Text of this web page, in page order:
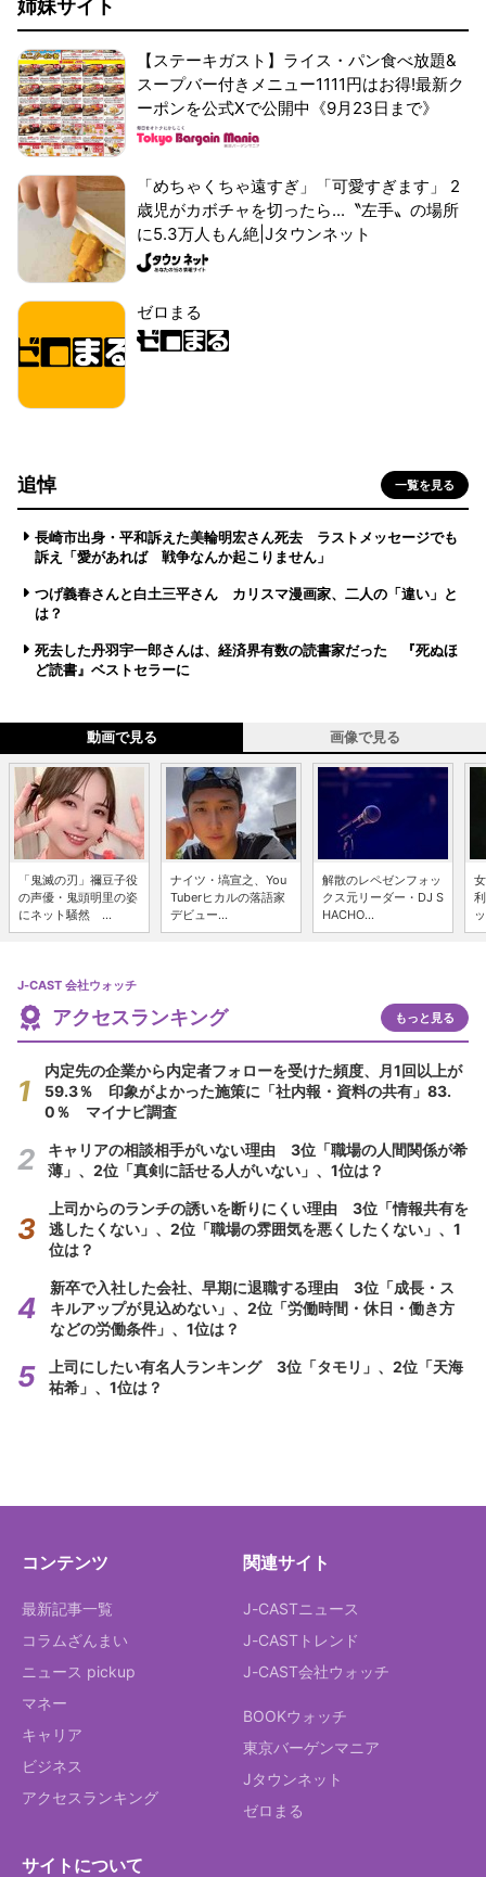
姉妹サイト
【ステーキガスト】ライス・パン食べ放題&
スープバー付きメニュー1111円はお得!最新ク
ーポンを公式Xで公開中《9月23日まで》
「めちゃくちゃ遠すぎ」「可愛すぎます」 2
歳児がカボチャを切ったら...〝左手〟の場所
に5.3万人もん絶|Jタウンネット
ゼロまる
追悼 一覧を見る
長崎市出身・平和訴えた美輪明宏さん死去 ラストメッセージでも
訴え「愛があれば 戦争なんか起こりません」
つげ義春さんと白土三平さん カリスマ漫画家、二人の「違い」と
は？
死去した丹羽宇一郎さんは、経済界有数の読書家だった 『死ぬほ
ど読書』ベストセラーに
動画で見る 画像で見る
「鬼滅の刃」禰豆子役
の声優・鬼頭明里の姿
にネット騒然 ...
ナイツ・塙宣之、You
Tuberヒカルの落語家
デビュー...
解散のレペゼンフォッ
クス元リーダー・DJ S
HACHO...
J-CAST 会社ウォッチ
アクセスランキング もっと見る
内定先の企業から内定者フォローを受けた頻度、月1回以上が
59.3％ 印象がよかった施策に「社内報・資料の共有」83.
0％ マイナビ調査
キャリアの相談相手がいない理由 3位「職場の人間関係が希
薄」、2位「真剣に話せる人がいない」、1位は？
上司からのランチの誘いを断りにくい理由 3位「情報共有を
逃したくない」、2位「職場の雰囲気を悪くしたくない」、1
位は？
新卒で入社した会社、早期に退職する理由 3位「成長・ス
キルアップが見込めない」、2位「労働時間・休日・働き方
などの労働条件」、1位は？
上司にしたい有名人ランキング 3位「タモリ」、2位「天海
祐希」、1位は？
コンテンツ
最新記事一覧
コラムざんまい
ニュース pickup
マネー
キャリア
ビジネス
アクセスランキング
関連サイト
J-CASTニュース
J-CASTトレンド
J-CAST会社ウォッチ
BOOKウォッチ
東京バーゲンマニア
Jタウンネット
ゼロまる
サイトについて